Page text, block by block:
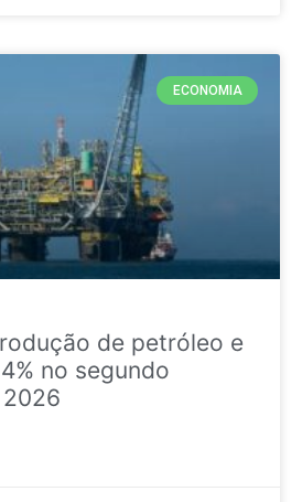
ECONOMIA
de petróleo e
no segundo